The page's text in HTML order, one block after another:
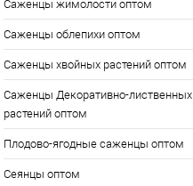
Саженцы жимолости оптом
Саженцы облепихи оптом
Саженцы хвойных растений оптом
Саженцы Декоративно-лиственных
растений оптом
Плодово-ягодные саженцы оптом
Сеянцы оптом